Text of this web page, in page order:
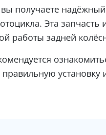
вы получаете
Эта
работы задней